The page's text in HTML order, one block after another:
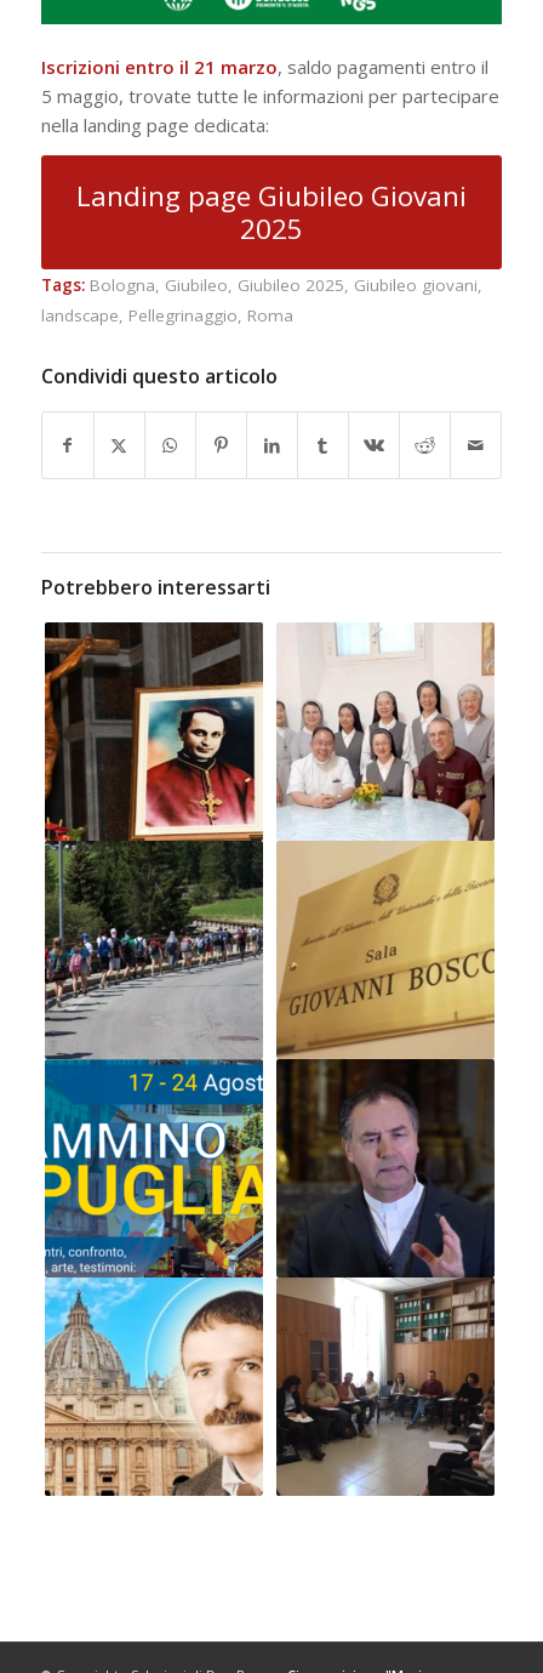
Iscrizioni entro il 21 marzo, saldo pagamenti entro il
5 maggio, trovate tutte le informazioni per partecipare
nella landing page dedicata:
Landing page Giubileo Giovani
2025
Tags: Bologna, Giubileo, Giubileo 2025, Giubileo giovani,
landscape, Pellegrinaggio, Roma
Condividi questo articolo
Potrebbero interessarti